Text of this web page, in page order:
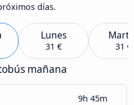
días.
Lunes
31 € 31 €
mañana
9h 45m